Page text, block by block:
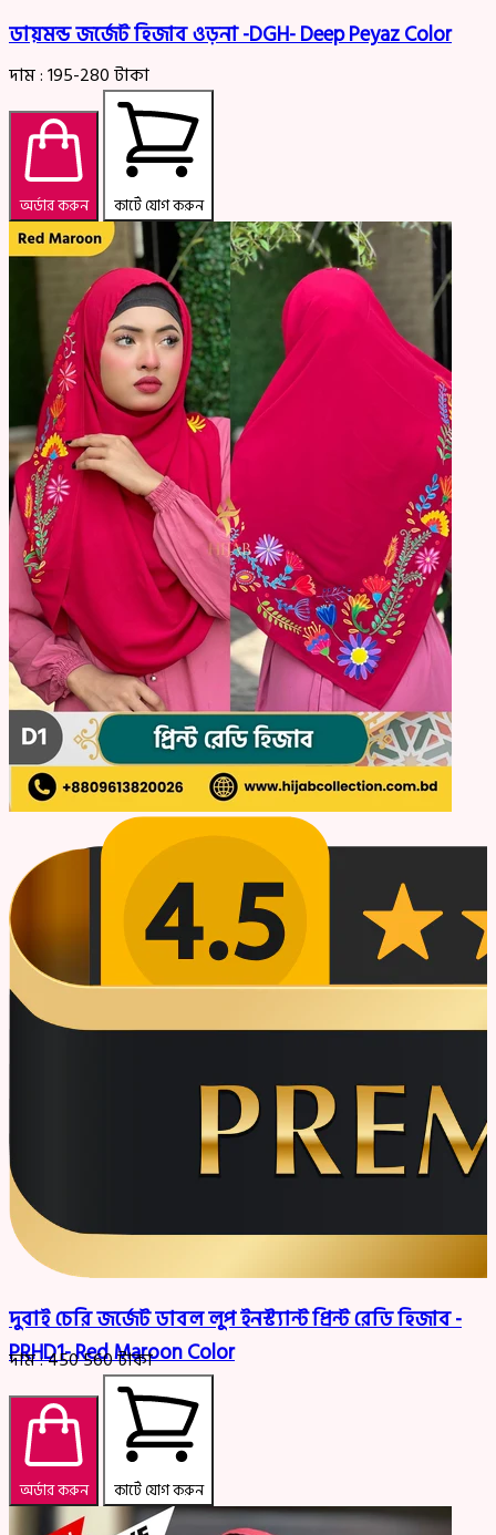
ডায়মন্ড জর্জেট হিজাব ওড়না -DGH- Deep Peyaz Color
দাম :195-280টাকা
অর্ডার করুন কার্টে যোগ করুন
দুবাই চেরি জর্জেট ডাবল লুপ ইনস্ট্যান্ট প্রিন্ট রেডি হিজাব -
PRHD1- Red Maroon Color
দাম :450560টাকা
অর্ডার করুন কার্টে যোগ করুন